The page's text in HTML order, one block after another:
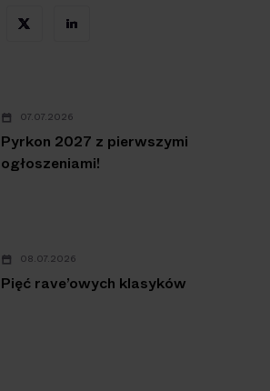
07.07.2026
Pyrkon 2027 z pierwszymi
ogłoszeniami!
08.07.2026
Pięć rave’owych klasyków